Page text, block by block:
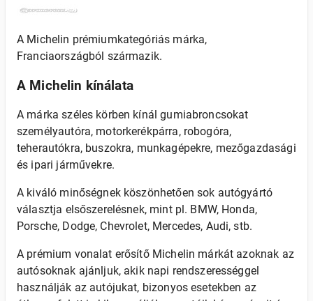
A Michelin prémiumkategóriás márka,
Franciaországból származik.
A Michelin kínálata
A márka széles körben kínál gumiabroncsokat
személyautóra, motorkerékpárra, robogóra,
teherautókra, buszokra, munkagépekre, mezőgazdasági
és ipari járművekre.
A kiváló minőségnek köszönhetően sok autógyártó
választja elsőszerelésnek, mint pl. BMW, Honda,
Porsche, Dodge, Chevrolet, Mercedes, Audi, stb.
A prémium vonalat erősítő Michelin márkát azoknak az
autósoknak ajánljuk, akik napi rendszerességgel
használják az autójukat, bizonyos esetekben az